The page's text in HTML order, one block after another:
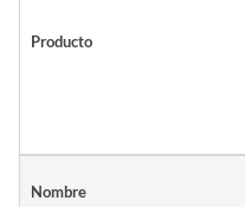
Producto
Nombre